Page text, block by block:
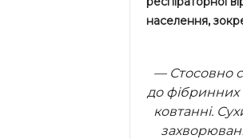
населення,
— Стосовно
до фібринних
ковтанні.